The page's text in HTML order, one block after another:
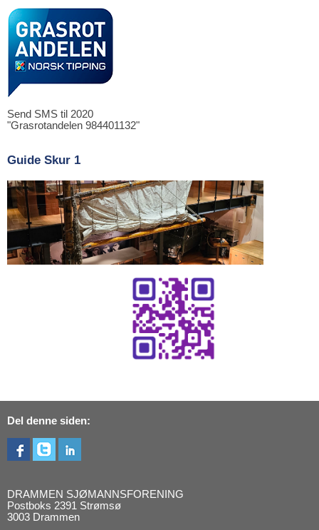
Send SMS til 2020
"Grasrotandelen 984401132"
Guide Skur 1
Del denne siden:
DRAMMEN SJØMANNSFORENING
Postboks 2391 Strømsø
3003 Drammen